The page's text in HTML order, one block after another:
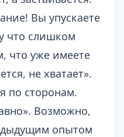
Вы упускаете
что слишком
что уже имеете
не хватает».
по сторонам.
Возможно,
опытом